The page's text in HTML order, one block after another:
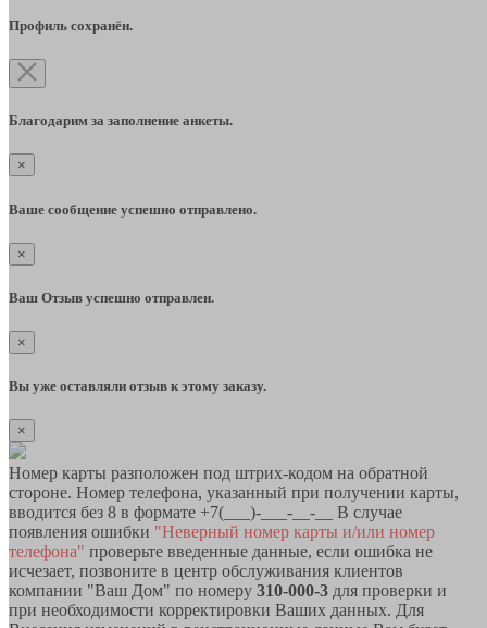
Профиль сохранён.
Благодарим за заполнение анкеты.
×
Ваше сообщение успешно отправлено.
×
Ваш Отзыв успешно отправлен.
×
Вы уже оставляли отзыв к этому заказу.
×
Номер карты разположен под штрих-кодом на обратной
стороне. Номер телефона, указанный при получении карты,
вводится без 8 в формате +7(___)-___-__-__ В случае
появления ошибки "Неверный номер карты и/или номер
телефона" проверьте введенные данные, если ошибка не
исчезает, позвоните в центр обслуживания клиентов
компании "Ваш Дом" по номеру 310-000-3 для проверки и
при необходимости корректировки Ваших данных. Для